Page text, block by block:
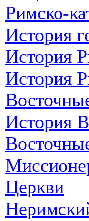
Римско-
История
История
История
История
Церкви